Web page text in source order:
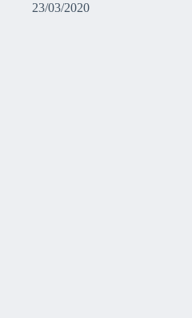
23/03/2020